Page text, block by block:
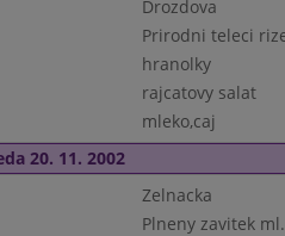
Drozdova
Prirodni teleci
hranolky
rajcatovy salat
mleko,caj
20. 11. 2002
Zelnacka
Plneny zavitek